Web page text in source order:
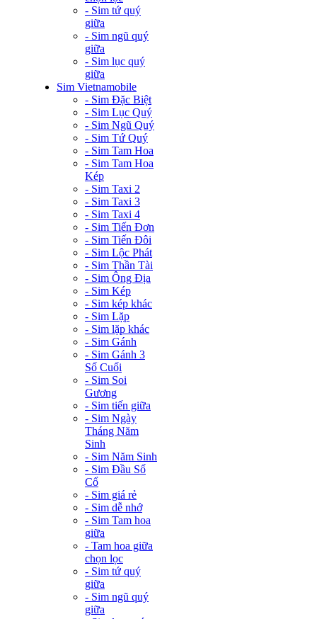
- Sim tứ quý
giữa
- Sim ngũ quý
giữa
- Sim lục quý
giữa
Sim Vietnamobile
- Sim Đặc Biệt
- Sim Lục Quý
- Sim Ngũ Quý
- Sim Tứ Quý
- Sim Tam Hoa
- Sim Tam Hoa
Kép
- Sim Taxi 2
- Sim Taxi 3
- Sim Taxi 4
- Sim Tiến Đơn
- Sim Tiến Đôi
- Sim Lộc Phát
- Sim Thần Tài
- Sim Ông Địa
- Sim Kép
- Sim kép khác
- Sim Lặp
- Sim lặp khác
- Sim Gánh
- Sim Gánh 3
Số Cuối
- Sim Soi
Gương
- Sim tiến giữa
- Sim Ngày
Tháng Năm
Sinh
- Sim Năm Sinh
- Sim Đầu Số
Cổ
- Sim giá rẻ
- Sim dễ nhớ
- Sim Tam hoa
giữa
- Tam hoa giữa
chọn lọc
- Sim tứ quý
giữa
- Sim ngũ quý
giữa